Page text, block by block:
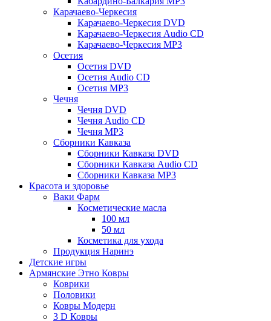
Карачаево-Черкесия
Карачаево-Черкесия DVD
Карачаево-Черкесия Audio CD
Карачаево-Черкесия MP3
Осетия
Осетия DVD
Осетия Audio CD
Осетия MP3
Чечня
Чечня DVD
Чечня Audio CD
Чечня MP3
Сборники Кавказа
Сборники Кавказа DVD
Сборники Кавказа Audio CD
Сборники Кавказа MP3
Красота и здоровье
Ваки Фарм
Косметические масла
100 мл
50 мл
Косметика для ухода
Продукция Наринэ
Детские игры
Армянские Этно Ковры
Коврики
Половики
Ковры Модерн
3 D Ковры